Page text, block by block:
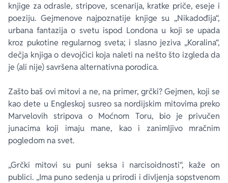
knjige za odrasle, stripove, scenarija, kratke priče, eseje i
poeziju. Gejmenove najpoznatije knjige su „Nikadođija“,
urbana fantazija o svetu ispod Londona u koji se upada
kroz pukotine regularnog sveta; i slasno jeziva „Koralina“,
dečja knjiga o devojčici koja naleti na nešto što izgleda da
je (ali nije) savršena alternativna porodica.
Zašto baš ovi mitovi a ne, na primer, grčki? Gejmen, koji se
kao dete u Engleskoj susreo sa nordijskim mitovima preko
Marvelovih stripova o Moćnom Toru, bio je privučen
junacima koji imaju mane, kao i zanimljivo mračnim
pogledom na svet.
„Grčki mitovi su puni seksa i narcisoidnosti“, kaže on
publici. „Ima puno sedenja u prirodi i divljenja sopstvenom